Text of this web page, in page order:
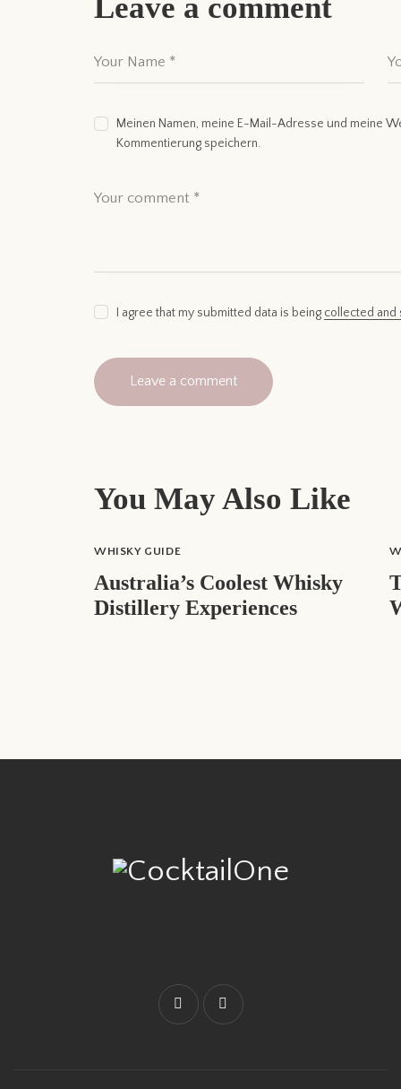
Leave a comment
Meinen Namen, meine E-Mail-Adresse und meine
Kommentierung speichern.
I agree that my submitted data is being collected and
You May Also Like
WHISKY GUIDE
Australia’s Coolest Whisky
Distillery Experiences